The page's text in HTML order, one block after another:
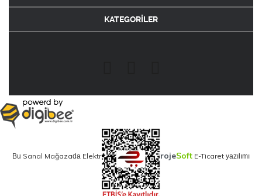
KATEGORİLER
Bu Sanal Mağazada Elektronik Ticaret içinProjeSoft E-Ticaret yazılımı
kullanılmaktadır.